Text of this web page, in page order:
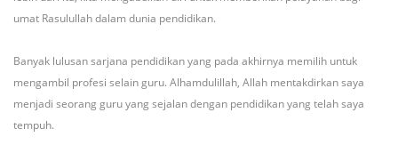
umat Rasulullah dalam dunia pendidikan.
Banyak lulusan sarjana pendidikan yang pada akhirnya memilih untuk
mengambil profesi selain guru. Alhamdulillah, Allah mentakdirkan saya
menjadi seorang guru yang sejalan dengan pendidikan yang telah saya
tempuh.